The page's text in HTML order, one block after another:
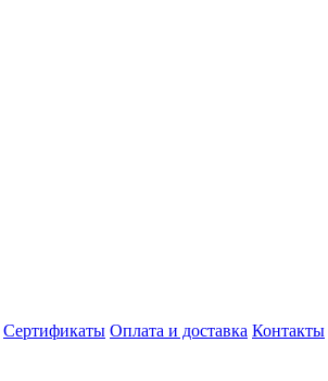
Сертификаты Оплата и доставка Контакты